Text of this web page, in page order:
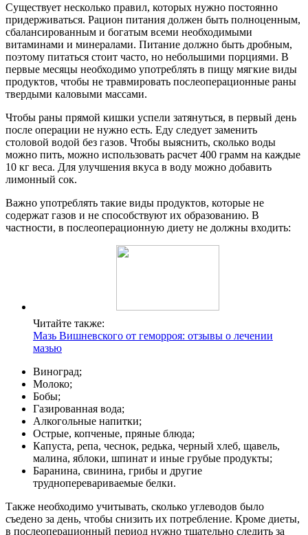
Существует несколько правил, которых нужно постоянно
придерживаться. Рацион питания должен быть полноценным,
сбалансированным и богатым всеми необходимыми
витаминами и минералами. Питание должно быть дробным,
поэтому питаться стоит часто, но небольшими порциями. В
первые месяцы необходимо употреблять в пищу мягкие виды
продуктов, чтобы не травмировать послеоперационные раны
твердыми каловыми массами.
Чтобы раны прямой кишки успели затянуться, в первый день
после операции не нужно есть. Еду следует заменить
столовой водой без газов. Чтобы выяснить, сколько воды
можно пить, можно использовать расчет 400 грамм на каждые
10 кг веса. Для улучшения вкуса в воду можно добавить
лимонный сок.
Важно употреблять такие виды продуктов, которые не
содержат газов и не способствуют их образованию. В
частности, в послеоперационную диету не должны входить:
Читайте также:
Мазь Вишневского от геморроя: отзывы о лечении
мазью
Виноград;
Молоко;
Бобы;
Газированная вода;
Алкогольные напитки;
Острые, копченые, пряные блюда;
Капуста, репа, чеснок, редька, черный хлеб, щавель,
малина, яблоки, шпинат и иные грубые продукты;
Баранина, свинина, грибы и другие
трудноперевариваемые белки.
Также необходимо учитывать, сколько углеводов было
съедено за день, чтобы снизить их потребление. Кроме диеты,
в послеоперационный период нужно тщательно следить за